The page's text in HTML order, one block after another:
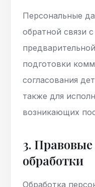
Персональные
обратной связи
подготовки
согласования
также для
возникающих
3.
обработки
Обработка